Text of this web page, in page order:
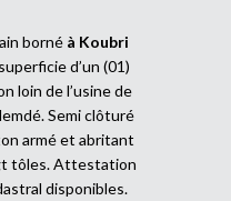
borné à Koubri
d’un (01)
loin de l’usine de
Semi clôturé
armé et abritant
tôles. Attestation
disponibles.